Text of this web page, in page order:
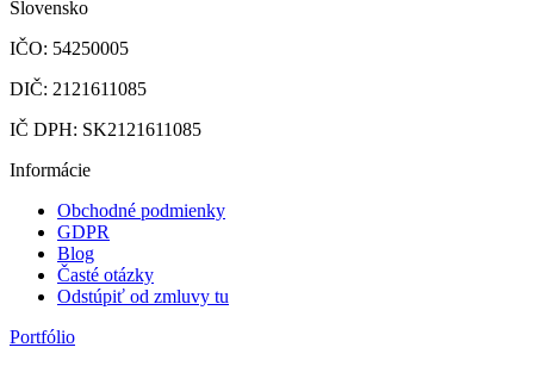
Slovensko
IČO: 54250005
DIČ: 2121611085
IČ DPH: SK2121611085
Informácie
Obchodné podmienky
GDPR
Blog
Časté otázky
Odstúpiť od zmluvy tu
Portfólio